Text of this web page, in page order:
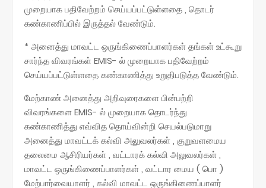
முறையாக பதிவேற்றம் செய்யப்பட்டுள்ளதை , தொடர்
கண்காணிப்பில் இருத்தல் வேண்டும்.
* அனைத்து மாவட்ட ஒருங்கிணைப்பாளர்கள் தங்கள் உட்கூறு
சார்ந்த விவரங்கள் EMIS- ல் முறையாக பதிவேற்றம்
செய்யப்பட்டுள்ளதை கண்காணித்து உறுதிபடுத்த வேண்டும்.
மேற்காண் அனைத்து அறிவுரைகளை பின்பற்றி
விவரங்களை EMIS- ல் முறையாக தொடர்ந்து
கண்காணித்து எவ்வித தொய்வின்றி செயல்படுமாறு
அனைத்து மாவட்டக் கல்வி அலுவலர்கள் , குறுவளமைய
தலைமை ஆசிரியர்கள் , வட்டாரக் கல்வி அலுவலர்கள் ,
மாவட்ட ஒருங்கிணைப்பாளர்கள் , வட்டார மைய ( பொ )
மேற்பார்வையாளர் , கல்வி மாவட்ட ஒருங்கிணைப்பாளர்